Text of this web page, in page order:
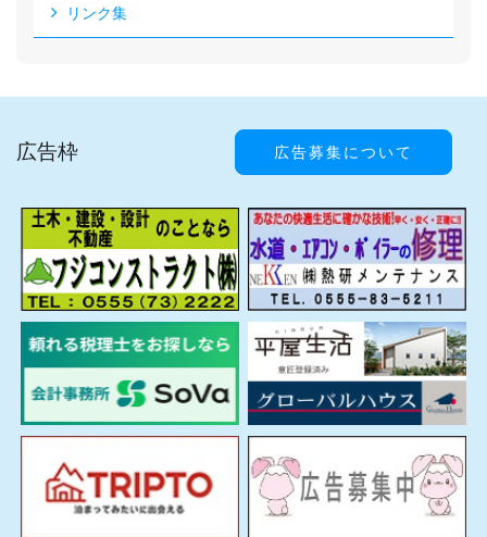
リンク集
広告枠 広告募集について